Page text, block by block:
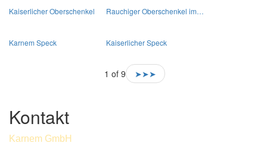
Kaiserlicher Oberschenkel Rauchiger Oberschenkel im…
Karnem Speck Kaiserlicher Speck
1 of 9 ➤➤➤
Kontakt
Karnem GmbH